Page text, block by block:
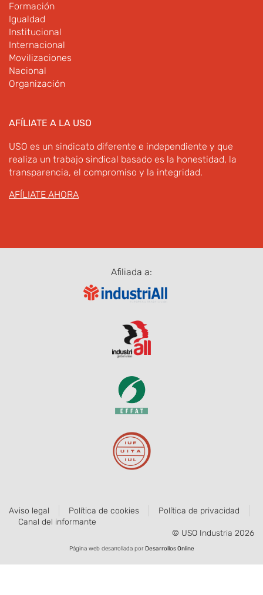
Formación
Igualdad
Institucional
Internacional
Movilizaciones
Nacional
Organización
AFÍLIATE A LA USO
USO es un sindicato diferente e independiente y que
realiza un trabajo sindical basado es la honestidad, la
transparencia, el compromiso y la integridad.
AFÍLIATE AHORA
Afiliada a:
Aviso legal Política de cookies
Política de privacidad
Canal del informante
© USO Industria 2026
Página web desarrollada porDesarrollos Online